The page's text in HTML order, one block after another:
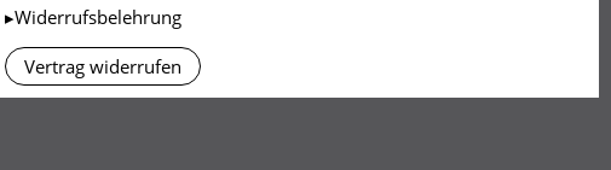
▸Widerrufsbelehrung
Vertrag widerrufen